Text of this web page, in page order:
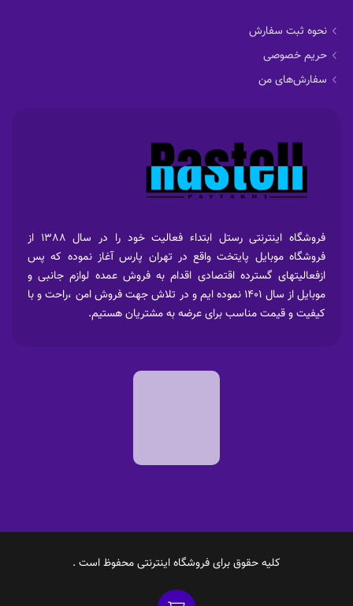
نحوه ثبت سفارش
حریم خصوصی
سفارش‌های من
فروشگاه اینترنتی رستل ابتداء فعالیت خود را در سال 1388 از
فروشگاه موبایل پایتخت واقع در تهران پارس آغاز نموده که پس
ازفعالیتهای گسترده اقتصادی اقدام به فروش عمده لوازم جانبی و
موبایل از سال 1401 نموده ایم و در تلاش جهت فروش امن ،راحت و با
کیفیت و قیمت مناسب برای عرضه به مشتریان هستیم.
کلیه حقوق برای فروشگاه اینترنتی محفوظ است .